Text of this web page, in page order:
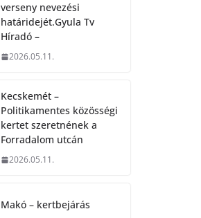
verseny nevezési
határidejét.Gyula Tv
Híradó –
2026.05.11.
Kecskemét –
Politikamentes közösségi
kertet szeretnének a
Forradalom utcán
2026.05.11.
Makó – kertbejárás